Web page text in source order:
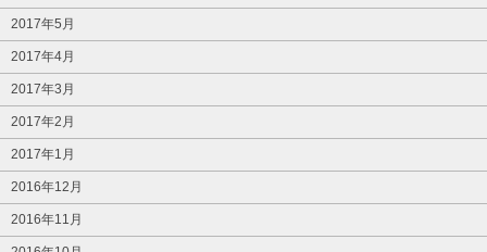
2017年5月
2017年4月
2017年3月
2017年2月
2017年1月
2016年12月
2016年11月